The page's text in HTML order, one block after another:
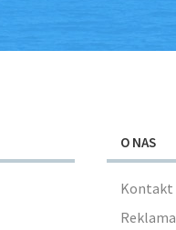
O NAS
Kontakt
Reklama